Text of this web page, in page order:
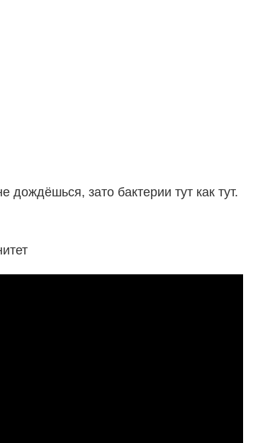
зато бактерии тут как тут.